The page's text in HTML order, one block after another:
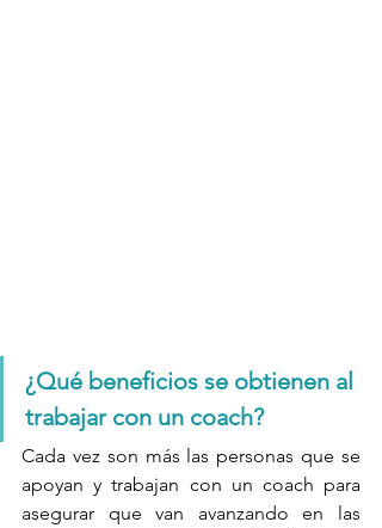
¿Qué beneficios se obtienen al
trabajar con un coach?
Cada vez son más las personas que se
apoyan y trabajan con un coach para
asegurar que van avanzando en las